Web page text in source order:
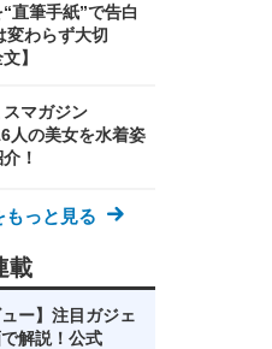
直筆手紙”で告白
変わらず大切
】
マガジン
人の美女を水着姿
！
もっと見る
載
ュー】注目ガジェ
解説！公式